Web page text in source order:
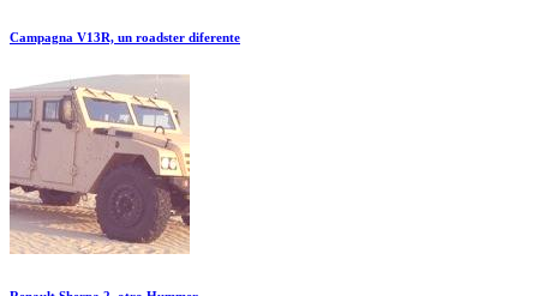
Campagna V13R, un roadster diferente